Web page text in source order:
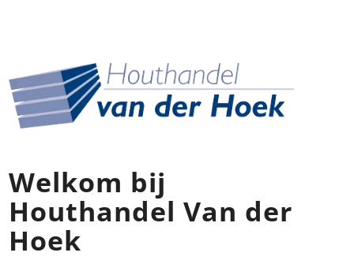
Welkom bij
Houthandel Van der
Hoek